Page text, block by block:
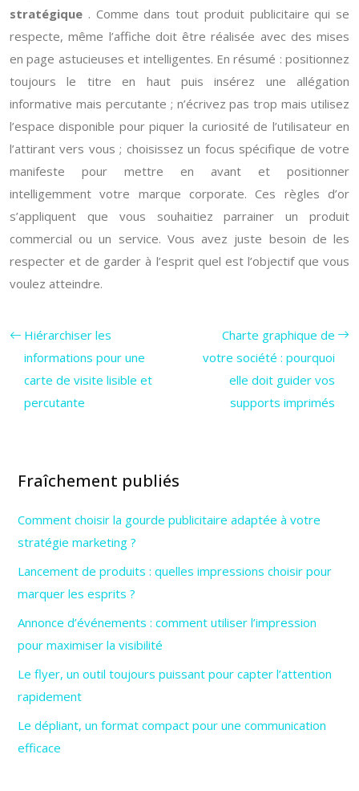
stratégique . Comme dans tout produit publicitaire qui se
respecte, même l’affiche doit être réalisée avec des mises
en page astucieuses et intelligentes. En résumé : positionnez
toujours le titre en haut puis insérez une allégation
informative mais percutante ; n’écrivez pas trop mais utilisez
l’espace disponible pour piquer la curiosité de l’utilisateur en
l’attirant vers vous ; choisissez un focus spécifique de votre
manifeste pour mettre en avant et positionner
intelligemment votre marque corporate. Ces règles d’or
s’appliquent que vous souhaitiez parrainer un produit
commercial ou un service. Vous avez juste besoin de les
respecter et de garder à l’esprit quel est l’objectif que vous
voulez atteindre.
Hiérarchiser les
informations pour une
carte de visite lisible et
percutante
Charte graphique de
votre société : pourquoi
elle doit guider vos
supports imprimés
Fraîchement publiés
Comment choisir la gourde publicitaire adaptée à votre
stratégie marketing ?
Lancement de produits : quelles impressions choisir pour
marquer les esprits ?
Annonce d’événements : comment utiliser l’impression
pour maximiser la visibilité
Le flyer, un outil toujours puissant pour capter l’attention
rapidement
Le dépliant, un format compact pour une communication
efficace